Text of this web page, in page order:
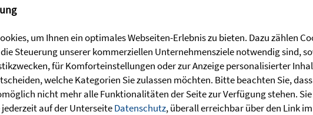
Riese
um Ihnen ein optimales Webseiten-Erlebnis zu bieten. Dazu zählen
Steuerung unserer kommerziellen Unternehmensziele notwendig sind,
für Komforteinstellungen oder zur Anzeige personalisierter
welche Kategorien Sie zulassen möchten. Bitte beachten Sie,
nicht mehr alle Funktionalitäten der Seite zur Verfügung stehen.
auf der UnterseiteDatenschutz, überall erreichbar über den Link